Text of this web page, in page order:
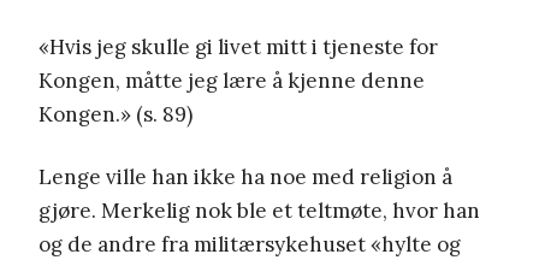
«Hvis jeg skulle gi livet mitt i tjeneste for
Kongen, måtte jeg lære å kjenne denne
Kongen.» (s. 89)
Lenge ville han ikke ha noe med religion å
gjøre. Merkelig nok ble et teltmøte, hvor han
og de andre fra militærsykehuset «hylte og